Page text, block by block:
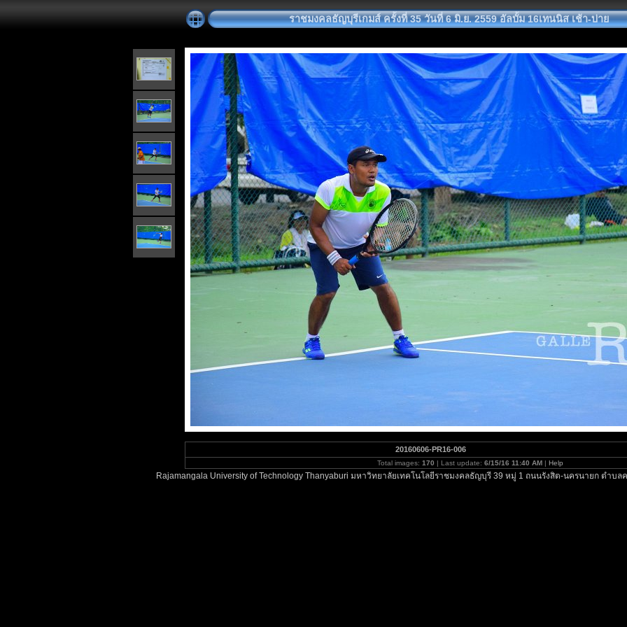
ราชมงคลธัญบุรีเกมส์ ครั้งที่ 35 วันที่ 6 มิ.ย. 2559 อัลบั้ม 16เทนนิส เช้า-บ่าย
20160606-PR16-006
Total images: 170 | Last update: 6/15/16 11:40 AM | Help
Rajamangala University of Technology Thanyaburi มหาวิทยาลัยเทคโนโลยีราชมงคลธัญบุรี 39 หมู่ 1 ถนนรังสิต-นครนายก ตำบ